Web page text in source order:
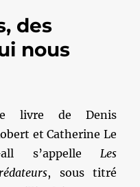
des
nous
livre de Denis
et Catherine Le
s’appelle Les
, sous titré